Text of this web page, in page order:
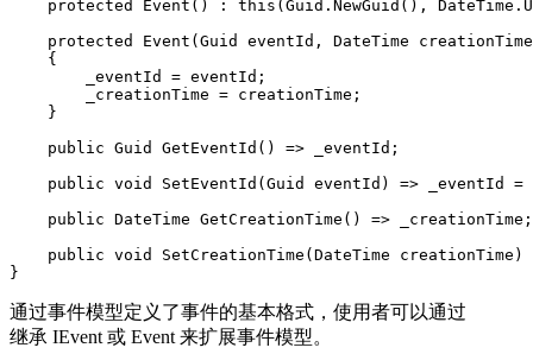
protected Event() : this(Guid.NewGuid(),
protected Event(Guid eventId, DateTime
    {
        _eventId = eventId;
        _creationTime = creationTime;
    }
    public Guid GetEventId() => _eventId;
public void SetEventId(Guid eventId) => _eventId =
    public DateTime GetCreationTime() => _creationTime;
public void SetCreationTime(DateTime
}
通过事件模型定义了事件的基本格式，使用者可以通过
继承 IEvent 或 Event 来扩展事件模型。